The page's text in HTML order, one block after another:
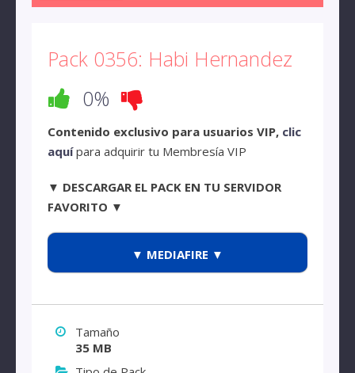
Pack 0356: Habi Hernandez
0%
Contenido exclusivo para usuarios VIP, clic
aquípara adquirir tu Membresía VIP
▼ DESCARGAR EL PACK EN TU SERVIDOR
FAVORITO ▼
▼ MEDIAFIRE ▼
Tamaño
35 MB